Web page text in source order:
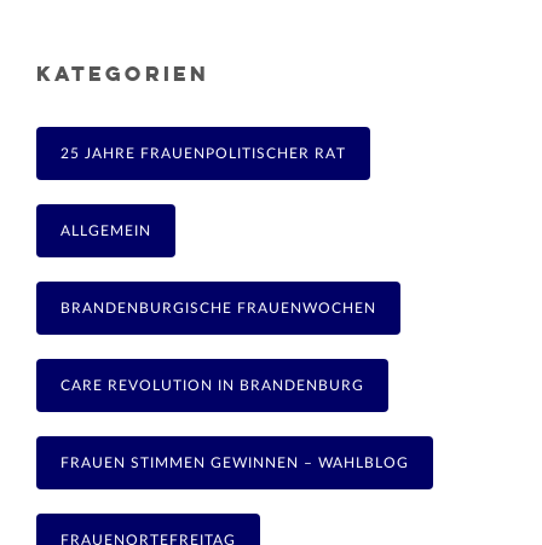
KATEGORIEN
25 JAHRE FRAUENPOLITISCHER RAT
ALLGEMEIN
BRANDENBURGISCHE FRAUENWOCHEN
CARE REVOLUTION IN BRANDENBURG
FRAUEN STIMMEN GEWINNEN – WAHLBLOG
FRAUENORTEFREITAG